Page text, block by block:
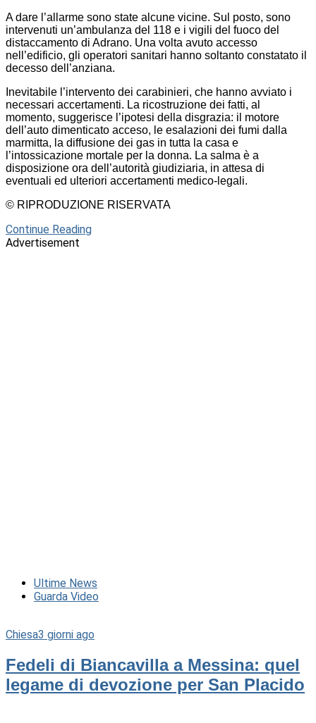
A dare l’allarme sono state alcune vicine. Sul posto, sono
intervenuti un’ambulanza del 118 e i vigili del fuoco del
distaccamento di Adrano. Una volta avuto accesso
nell’edificio, gli operatori sanitari hanno soltanto constatato il
decesso dell’anziana.
Inevitabile l’intervento dei carabinieri, che hanno avviato i
necessari accertamenti. La ricostruzione dei fatti, al
momento, suggerisce l’ipotesi della disgrazia: il motore
dell’auto dimenticato acceso, le esalazioni dei fumi dalla
marmitta, la diffusione dei gas in tutta la casa e
l’intossicazione mortale per la donna. La salma è a
disposizione ora dell’autorità giudiziaria, in attesa di
eventuali ed ulteriori accertamenti medico-legali.
© RIPRODUZIONE RISERVATA
Continue Reading
Advertisement
Ultime News
Guarda Video
Chiesa3 giorni ago
Fedeli di Biancavilla a Messina: quel
legame di devozione per San Placido